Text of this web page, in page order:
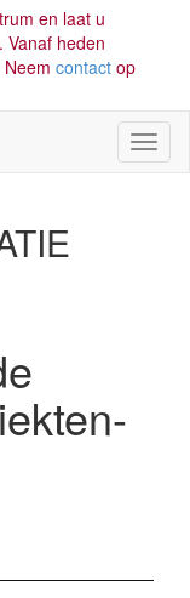
en laat u
Vanaf heden
contact op